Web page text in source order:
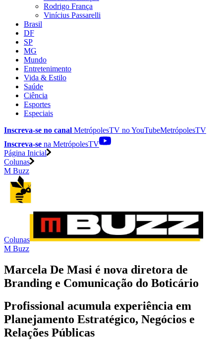
Rodrigo França
Vinícius Passarelli
Brasil
DF
SP
MG
Mundo
Entretenimento
Vida & Estilo
Saúde
Ciência
Esportes
Especiais
Inscreva-se no canal MetrópolesTV noYouTubeMetrópolesTV
Inscreva-se na MetrópolesTV
Página Inicial
Colunas
M Buzz
Colunas
M Buzz
Marcela De Masi é nova diretora de
Branding e Comunicação do Boticário
Profissional acumula experiência em
Planejamento Estratégico, Negócios e
Relações Públicas